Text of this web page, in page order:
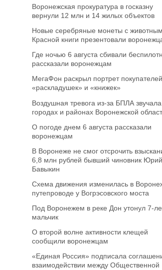
Воронежская прокуратура в госказну
вернули 12 млн и 14 жилых объектов
Новые серебряные монеты с
Красной книги презентовали
Где ночью 6 августа сбивали
рассказали воронежцам
МегаФон раскрыл портрет покупателей
«раскладушек» и «книжек»
Воздушная тревога из-за БПЛА звучала
городах и районах Воронежской
О погоде днем 6 августа рассказали
воронежцам
В Воронеже не смог отсрочить
6,8 млн рублей бывший чиновник Юрий
Бавыкин
Схема движения изменилась в
путепроводе у Вогрэсовского моста
Под Воронежем в реке Дон утонул 7-
мальчик
О второй волне активности клещей
сообщили воронежцам
«Единая Россия» подписала
взаимодействии между Общественной